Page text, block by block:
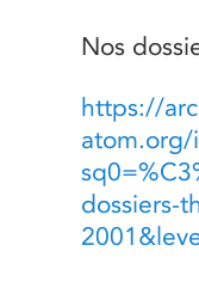
Nos
https://
dossiers-